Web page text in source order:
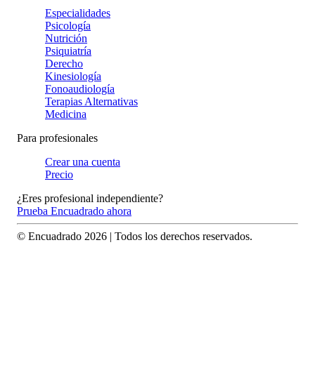
Especialidades
Psicología
Nutrición
Psiquiatría
Derecho
Kinesiología
Fonoaudiología
Terapias Alternativas
Medicina
Para profesionales
Crear una cuenta
Precio
¿Eres profesional independiente?
Prueba Encuadrado ahora
© Encuadrado 2026 | Todos los derechos reservados.